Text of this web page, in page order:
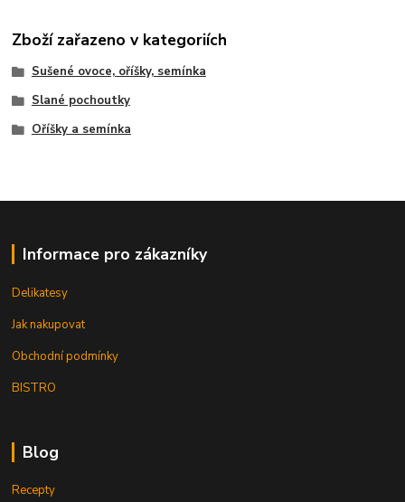
Zboží zařazeno v kategoriích
Sušené ovoce, oříšky, semínka
Slané pochoutky
Oříšky a semínka
Informace pro zákazníky
Delikatesy
Jak nakupovat
Obchodní podmínky
BISTRO
Blog
Recepty